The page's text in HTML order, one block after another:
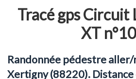
Tracé gps Circuit
XT n°10
Randonnée pédestre
Xertigny (88220).